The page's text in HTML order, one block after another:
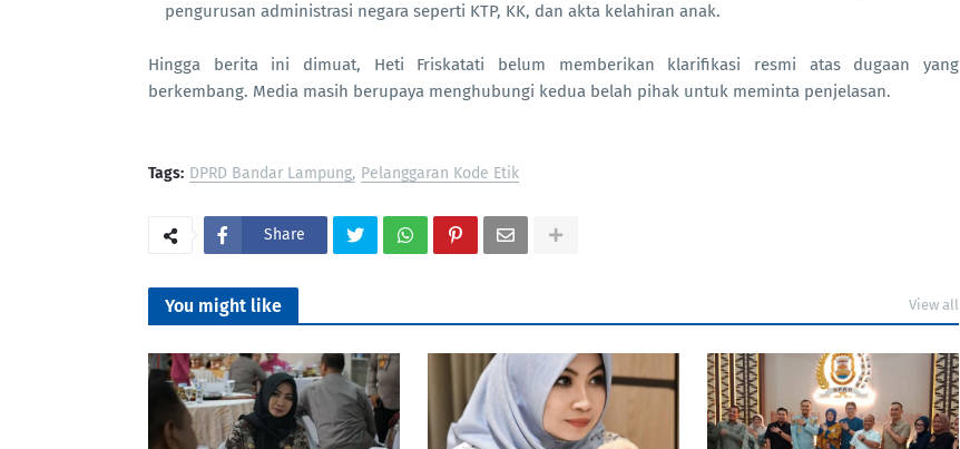
pengurusan administrasi negara seperti KTP, KK, dan akta kelahiran anak.
Hingga berita ini dimuat, Heti Friskatati belum memberikan klarifikasi resmi atas dugaan yang
berkembang. Media masih berupaya menghubungi kedua belah pihak untuk meminta penjelasan.
Tags: DPRD Bandar Lampung Pelanggaran Kode Etik
Share
You might like View all